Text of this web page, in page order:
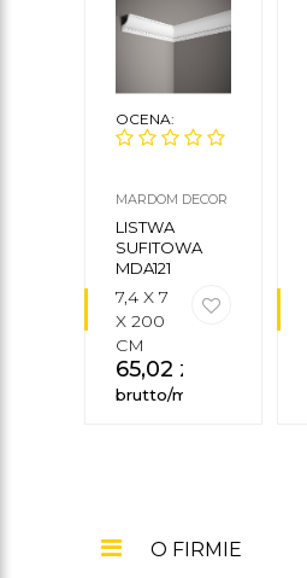
OCENA:
MARDOM DECOR
LISTWA
SUFITOWA
MDA121
MARDOM
DECOR
7,4 X 7
X 200
CM
65,02 zł
brutto/mb
O FIRMIE